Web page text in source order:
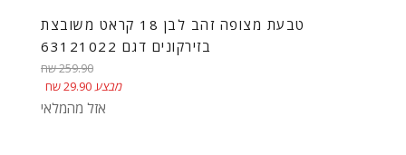
טבעת מצופה זהב לבן 18 קראט משובצת
בזירקונים דגם 63121022
מחיר
רגיל
259.90 שח
מבצע29.90 שח
אזל מהמלאי